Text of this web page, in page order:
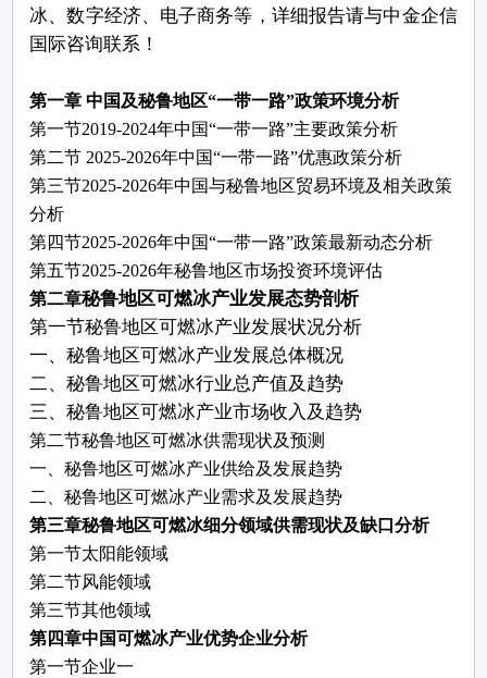
冰、数字经济、电子商务等，详细报告请与中金企信
国际咨询联系！
第一章 中国及秘鲁地区“一带一路”政策环境分析
第一节2019-2024年中国“一带一路”主要政策分析
第二节 2025-2026年中国“一带一路”优惠政策分析
第三节2025-2026年中国与秘鲁地区贸易环境及相关政策
分析
第四节2025-2026年中国“一带一路”政策最新动态分析
第五节2025-2026年秘鲁地区市场投资环境评估
第二章秘鲁地区可燃冰产业发展态势剖析
第一节秘鲁地区可燃冰产业发展状况分析
一、秘鲁地区可燃冰产业发展总体概况
二、秘鲁地区可燃冰行业总产值及趋势
三、秘鲁地区可燃冰产业市场收入及趋势
第二节秘鲁地区可燃冰供需现状及预测
一、秘鲁地区可燃冰产业供给及发展趋势
二、秘鲁地区可燃冰产业需求及发展趋势
第三章秘鲁地区可燃冰细分领域供需现状及缺口分析
第一节太阳能领域
第二节风能领域
第三节其他领域
第四章中国可燃冰产业优势企业分析
第一节企业一